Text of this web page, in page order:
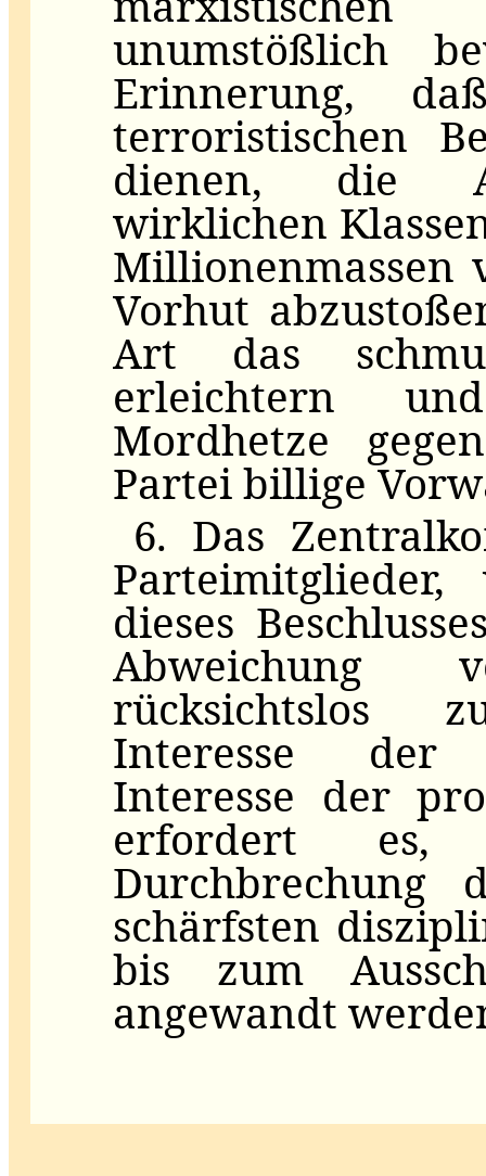
unumstößlich
Erinnerung,
terroristischen
dienen, die
wirklichen
Millionenmassen
Vorhut
Art das
erleichtern
Mordhetze
Partei billige
6. Das
dieses
rücksichtslos
Interesse der
Interesse der
erfordert
Durchbrechung
schärfsten
bis zum
angewandt